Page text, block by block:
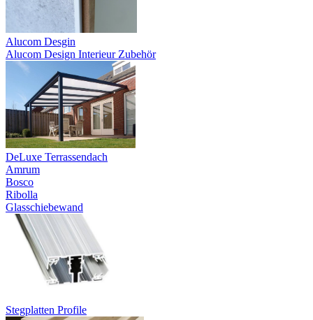
Alucom Desgin
Alucom Design Interieur Zubehör
DeLuxe Terrassendach
Amrum
Bosco
Ribolla
Glasschiebewand
Stegplatten Profile